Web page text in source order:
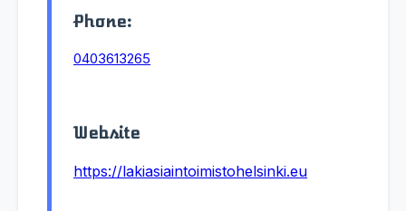
Phone:
0403613265
Website
https://lakiasiaintoimistohelsinki.eu